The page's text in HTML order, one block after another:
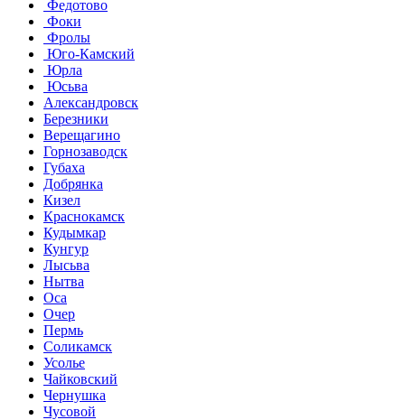
Федотово
Фоки
Фролы
Юго-Камский
Юрла
Юсьва
Александровск
Березники
Верещагино
Горнозаводск
Губаха
Добрянка
Кизел
Краснокамск
Кудымкар
Кунгур
Лысьва
Нытва
Оса
Очер
Пермь
Соликамск
Усолье
Чайковский
Чернушка
Чусовой